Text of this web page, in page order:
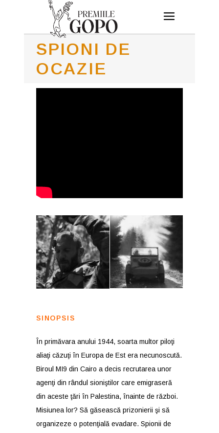
SPIONI DE
OCAZIE
SINOPSIS
În primăvara anului 1944, soarta multor piloţi
aliaţi căzuţi în Europa de Est era necunoscută.
Biroul MI9 din Cairo a decis recrutarea unor
agenţi din rândul sioniştilor care emigraseră
din aceste ţări în Palestina, înainte de război.
Misiunea lor? Să găsească prizonierii şi să
organizeze o potenţială evadare. Spionii de